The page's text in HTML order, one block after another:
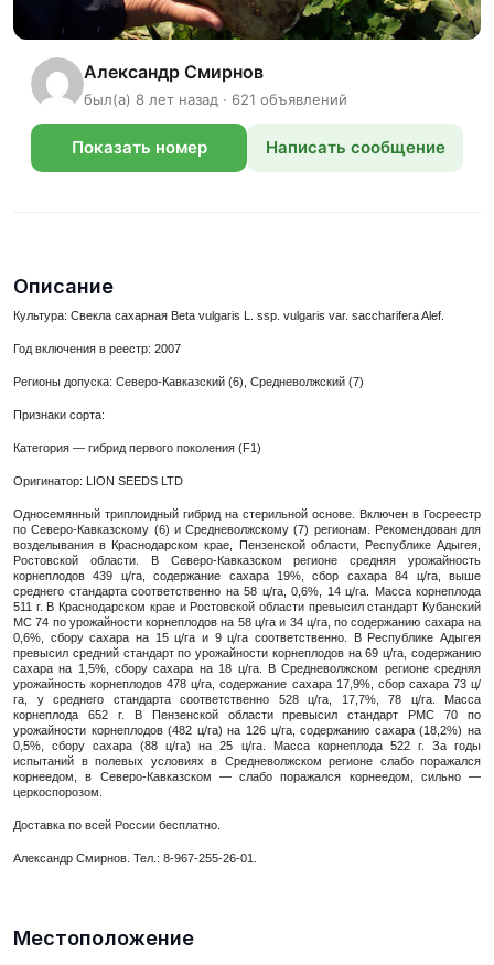
Александр Смирнов
был(а) 8 лет назад · 621 объявлений
Показать номер Написать сообщение
Описание
Культура: Свекла сахарная Beta vulgaris L. ssp. vulgaris var. saccharifera Alef.
Год включения в реестр: 2007
Регионы допуска: Северо-Кавказский (6), Средневолжский (7)
Признаки сорта:
Категория — гибрид первого поколения (F1)
Оригинатор: LION SEEDS LTD
Односемянный триплоидный гибрид на стерильной основе. Включен в Госреестр
по Северо-Кавказскому (6) и Средневолжскому (7) регионам. Рекомендован для
возделывания в Краснодарском крае, Пензенской области, Республике Адыгея,
Ростовской области. В Северо-Кавказском регионе средняя урожайность
корнеплодов 439 ц/га, содержание сахара 19%, сбор сахара 84 ц/га, выше
среднего стандарта соответственно на 58 ц/га, 0,6%, 14 ц/га. Масса корнеплода
511 г. В Краснодарском крае и Ростовской области превысил стандарт Кубанский
МС 74 по урожайности корнеплодов на 58 ц/га и 34 ц/га, по содержанию сахара на
0,6%, сбору сахара на 15 ц/га и 9 ц/га соответственно. В Республике Адыгея
превысил средний стандарт по урожайности корнеплодов на 69 ц/га, содержанию
сахара на 1,5%, сбору сахара на 18 ц/га. В Средневолжском регионе средняя
урожайность корнеплодов 478 ц/га, содержание сахара 17,9%, сбор сахара 73 ц/
га, у среднего стандарта соответственно 528 ц/га, 17,7%, 78 ц/га. Масса
корнеплода 652 г. В Пензенской области превысил стандарт РМС 70 по
урожайности корнеплодов (482 ц/га) на 126 ц/га, содержанию сахара (18,2%) на
0,5%, сбору сахара (88 ц/га) на 25 ц/га. Масса корнеплода 522 г. За годы
испытаний в полевых условиях в Средневолжском регионе слабо поражался
корнеедом, в Северо-Кавказском — слабо поражался корнеедом, сильно —
церкоспорозом.
Доставка по всей России бесплатно.
Александр Смирнов. Тел.: 8-967-255-26-01.
Местоположение